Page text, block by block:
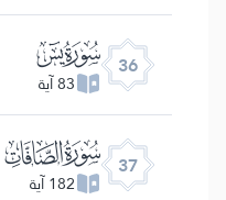
36 ﮰ
83 آية
37 ﮱ
182 آية